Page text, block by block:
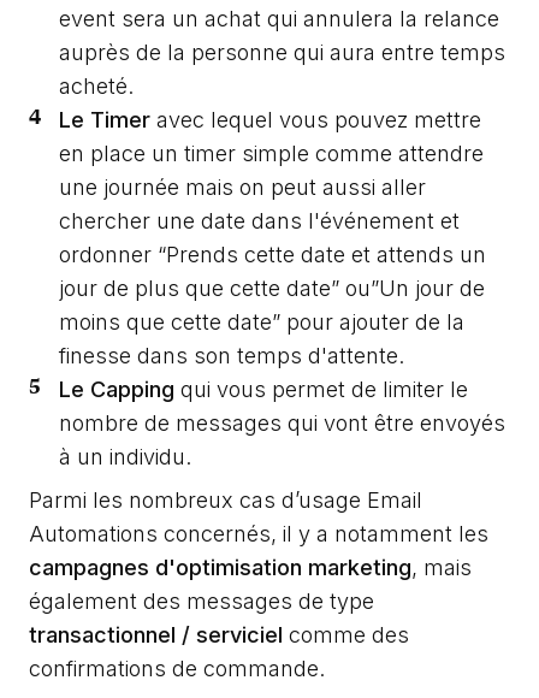
event sera un achat qui annulera la relance
auprès de la personne qui aura entre temps
acheté.
Le Timer avec lequel vous pouvez mettre
en place un timer simple comme attendre
une journée mais on peut aussi aller
chercher une date dans l'événement et
ordonner “Prends cette date et attends un
jour de plus que cette date” ou”Un jour de
moins que cette date” pour ajouter de la
finesse dans son temps d'attente.
Le Capping qui vous permet de limiter le
nombre de messages qui vont être envoyés
à un individu.
Parmi les nombreux cas d’usage Email
Automations concernés, il y a notamment les
campagnes d'optimisation marketing, mais
également des messages de type
transactionnel / serviciel comme des
confirmations de commande.